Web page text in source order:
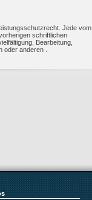
Jede vom
schriftlichen
Bearbeitung,
oder anderen .